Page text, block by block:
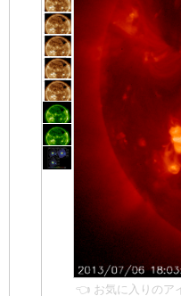
👈 お気に入りのア